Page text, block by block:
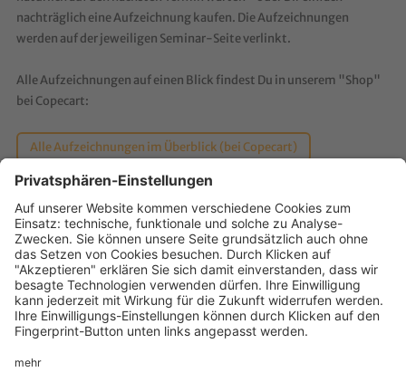
nachträglich eine Aufzeichnung kaufen. Die Aufzeichnungen
werden auf der jeweiligen Seminar-Seite verlinkt.
Alle Aufzeichnungen auf einen Blick findest Du in unserem "Shop"
bei Copecart:
Alle Aufzeichnungen im Überblick (bei Copecart)
› OMCampus › Aufzeichnungen